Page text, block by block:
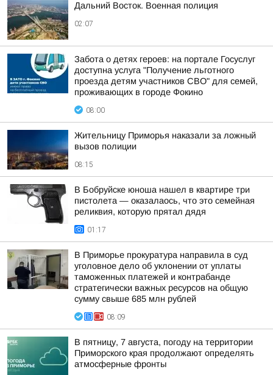
Дальний Восток. Военная полиция
02:07
Забота о детях героев: на портале Госуслуг
доступна услуга "Получение льготного
проезда детям участников СВО" для семей,
проживающих в городе Фокино
08:00
Жительницу Приморья наказали за ложный
вызов полиции
08:15
В Бобруйске юноша нашел в квартире три
пистолета — оказалаось, что это семейная
реликвия, которую прятал дядя
01:17
В Приморье прокуратура направила в суд
уголовное дело об уклонении от уплаты
таможенных платежей и контрабанде
стратегически важных ресурсов на общую
сумму свыше 685 млн рублей
08:09
В пятницу, 7 августа, погоду на территории
Приморского края продолжают определять
атмосферные фронты